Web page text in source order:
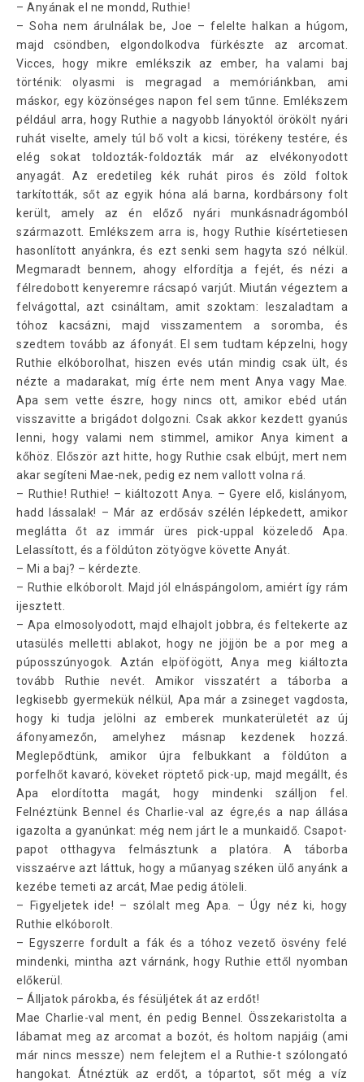
– Anyának el ne mondd, Ruthie!
– Soha nem árulnálak be, Joe – felelte halkan a húgom,
majd csöndben, elgondolkodva fürkészte az arcomat.
Vicces, hogy mikre emlékszik az ember, ha valami baj
történik: olyasmi is megragad a memóriánkban, ami
máskor, egy közönséges napon fel sem tűnne. Emlékszem
például arra, hogy Ruthie a nagyobb lányoktól örökölt nyári
ruhát viselte, amely túl bő volt a kicsi, törékeny testére, és
elég sokat toldozták-foldozták már az elvékonyodott
anyagát. Az eredetileg kék ruhát piros és zöld foltok
tarkították, sőt az egyik hóna alá barna, kordbársony folt
került, amely az én előző nyári munkásnadrágomból
származott. Emlékszem arra is, hogy Ruthie kísértetiesen
hasonlított anyánkra, és ezt senki sem hagyta szó nélkül.
Megmaradt bennem, ahogy elfordítja a fejét, és nézi a
félredobott kenyeremre rácsapó varjút. Miután végeztem a
felvágottal, azt csináltam, amit szoktam: leszaladtam a
tóhoz kacsázni, majd visszamentem a soromba, és
szedtem tovább az áfonyát. El sem tudtam képzelni, hogy
Ruthie elkóborolhat, hiszen evés után mindig csak ült, és
nézte a madarakat, míg érte nem ment Anya vagy Mae.
Apa sem vette észre, hogy nincs ott, amikor ebéd után
visszavitte a brigádot dolgozni. Csak akkor kezdett gyanús
lenni, hogy valami nem stimmel, amikor Anya kiment a
kőhöz. Először azt hitte, hogy Ruthie csak elbújt, mert nem
akar segíteni Mae-nek, pedig ez nem vallott volna rá.
– Ruthie! Ruthie! – kiáltozott Anya. – Gyere elő, kislányom,
hadd lássalak! – Már az erdősáv szélén lépkedett, amikor
meglátta őt az immár üres pick-uppal közeledő Apa.
Lelassított, és a földúton zötyögve követte Anyát.
– Mi a baj? – kérdezte.
– Ruthie elkóborolt. Majd jól elnáspángolom, amiért így rám
ijesztett.
– Apa elmosolyodott, majd elhajolt jobbra, és feltekerte az
utasülés melletti ablakot, hogy ne jöjjön be a por meg a
púposszúnyogok. Aztán elpöfögött, Anya meg kiáltozta
tovább Ruthie nevét. Amikor visszatért a táborba a
legkisebb gyermekük nélkül, Apa már a zsineget vagdosta,
hogy ki tudja jelölni az emberek munkaterületét az új
áfonyamezőn, amelyhez másnap kezdenek hozzá.
Meglepődtünk, amikor újra felbukkant a földúton a
porfelhőt kavaró, köveket röptető pick-up, majd megállt, és
Apa elordította magát, hogy mindenki szálljon fel.
Felnéztünk Bennel és Charlie-val az égre,és a nap állása
igazolta a gyanúnkat: még nem járt le a munkaidő. Csapot-
papot otthagyva felmásztunk a platóra. A táborba
visszaérve azt láttuk, hogy a műanyag széken ülő anyánk a
kezébe temeti az arcát, Mae pedig átöleli.
– Figyeljetek ide! – szólalt meg Apa. – Úgy néz ki, hogy
Ruthie elkóborolt.
– Egyszerre fordult a fák és a tóhoz vezető ösvény felé
mindenki, mintha azt várnánk, hogy Ruthie ettől nyomban
előkerül.
– Álljatok párokba, és fésüljétek át az erdőt!
Mae Charlie-val ment, én pedig Bennel. Összekaristolta a
lábamat meg az arcomat a bozót, és holtom napjáig (ami
már nincs messze) nem felejtem el a Ruthie-t szólongató
hangokat. Átnéztük az erdőt, a tópartot, sőt még a víz